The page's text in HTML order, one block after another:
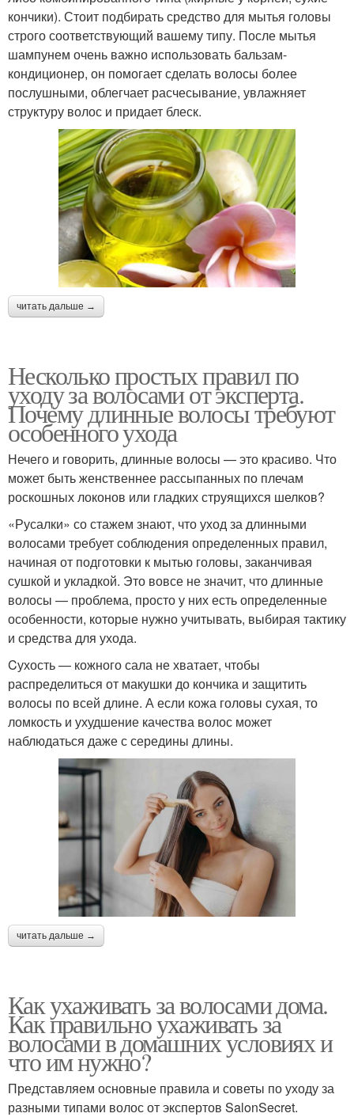
кончики). Стоит подбирать средство для мытья головы
строго соответствующий вашему типу. После мытья
шампунем очень важно использовать бальзам-
кондиционер, он помогает сделать волосы более
послушными, облегчает расчесывание, увлажняет
структуру волос и придает блеск.
читать дальше →
Несколько простых правил по
уходу за волосами от эксперта.
Почему длинные волосы требуют
особенного ухода
Нечего и говорить, длинные волосы — это красиво. Что
может быть женственнее рассыпанных по плечам
роскошных локонов или гладких струящихся шелков?
«Русалки» со стажем знают, что уход за длинными
волосами требует соблюдения определенных правил,
начиная от подготовки к мытью головы, заканчивая
сушкой и укладкой. Это вовсе не значит, что длинные
волосы — проблема, просто у них есть определенные
особенности, которые нужно учитывать, выбирая тактику
и средства для ухода.
Cухость — кожного сала не хватает, чтобы
распределиться от макушки до кончика и защитить
волосы по всей длине. А если кожа головы сухая, то
ломкость и ухудшение качества волос может
наблюдаться даже с середины длины.
читать дальше →
Как ухаживать за волосами дома.
Как правильно ухаживать за
волосами в домашних условиях и
что им нужно?
Представляем основные правила и советы по уходу за
разными типами волос от экспертов SalonSecret.